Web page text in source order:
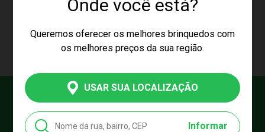
Onde você está?
Queremos oferecer os melhores brinquedos com
os melhores preços da sua região.
USAR SUA LOCALIZAÇÃO
Informar
Cadastre seu e-mail